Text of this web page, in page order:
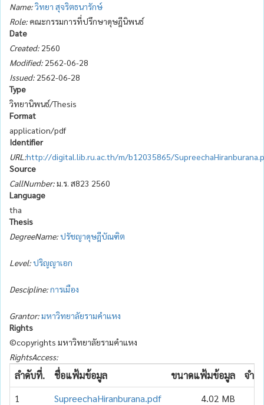
Name:วิทยา สุจริตธนารักษ์
Role: คณะกรรมการที่ปรึกษาดุษฎีนิพนธ์
Date
Created: 2560
Modified: 2562-06-28
Issued: 2562-06-28
Type
วิทยานิพนธ์/Thesis
Format
application/pdf
Identifier
URL:http://digital.lib.ru.ac.th/m/b12035865/
Source
CallNumber:ม.ร. ส823 2560
Language
tha
Thesis
DegreeName:ปรัชญาดุษฎีบัณฑิต
Level:ปริญญาเอก
Descipline:การเมือง
Grantor:มหาวิทยาลัยรามคำแหง
Rights
©copyrights มหาวิทยาลัยรามคำแหง
RightsAccess:
ลำดับที่. ชื่อแฟ้มข้อมูล ขนาดแฟ้มข้อมูล
จำน
1
SupreechaHiranburana.pdf 4.02 MB